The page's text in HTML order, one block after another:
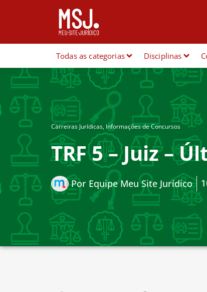
Todas as categorias Disciplinas
Carreiras Jurídicas, Informações de Concursos
TRF 5 – Juiz –
Por Equipe Meu Site Jurídico